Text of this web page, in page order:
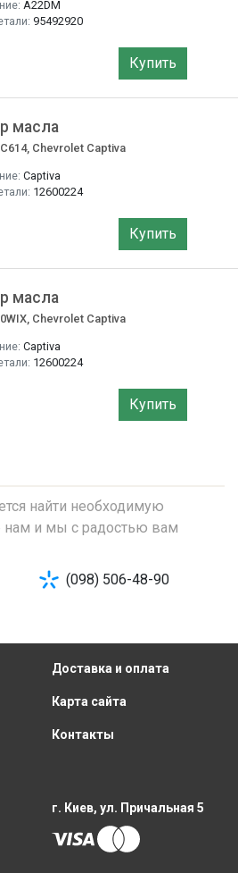
A22DM
95492920
Купить
маслa
Chevrolet Captiva
Captiva
12600224
Купить
маслa
Chevrolet Captiva
Captiva
12600224
Купить
найти необходимую
нам и мы с радостью вам
(098) 506-48-90
Доставка и оплата
Карта сайта
Контакты
г. Киев, ул. Причальная 5